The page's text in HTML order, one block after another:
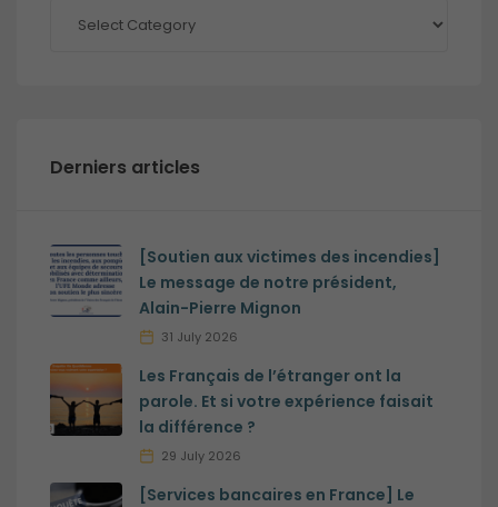
thématiques
Derniers articles
[Soutien aux victimes des incendies]
Le message de notre président,
Alain-Pierre Mignon
31 July 2026
Les Français de l’étranger ont la
parole. Et si votre expérience faisait
la différence ?
29 July 2026
[Services bancaires en France] Le